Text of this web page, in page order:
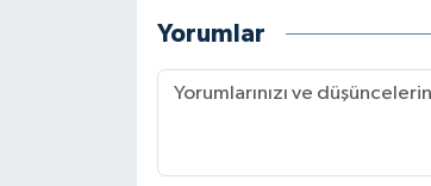
Yorumlar